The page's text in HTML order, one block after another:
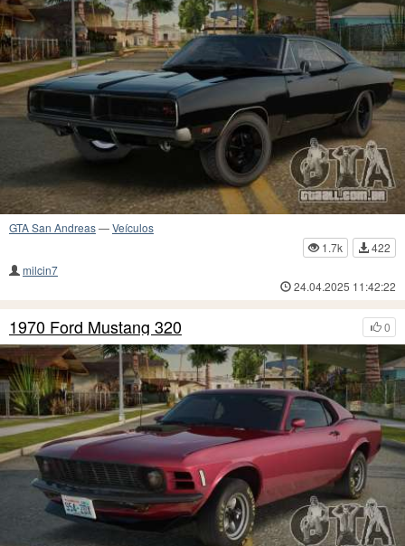
GTA San Andreas—Veículos
1.7k
422
milcin7
24.04.2025 11:42:22
0
1970 Ford Mustang 320